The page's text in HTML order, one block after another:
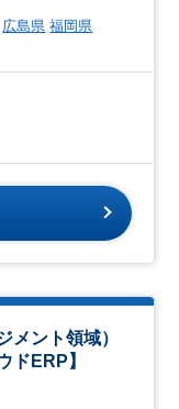
広島県 福岡県
メント領域）
ドERP】